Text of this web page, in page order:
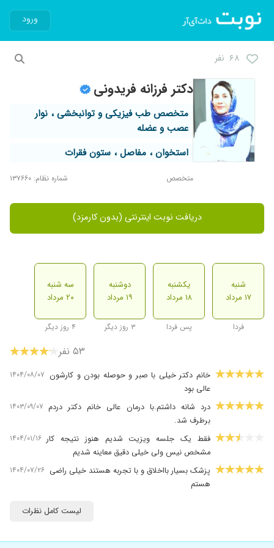
ورود
۶۸ نفر
دکتر فرزانه فریدونی
متخصص طب فیزیکی و توانبخشی ، نوار
عصب و عضله
استخوان ، مفاصل ، ستون فقرات
متخصص شماره نظام: ۱۳۷۶۶۰
دریافت نوبت اینترنتی (بدون کارمزد)
شنبه
۱۷ مرداد
فردا
یکشنبه
۱۸ مرداد
پس فردا
دوشنبه
۱۹ مرداد
۳ روز دیگر
سه شنبه
۲۰ مرداد
۴ روز دیگر
۵۳ نفر
خانم دکتر خیلی با صبر و حوصله بودن و کارشون
عالی بود
۱۴۰۴/۰۸/۰۷
درد شانه داشتم.با درمان عالی خانم دکتر دردم
برطرف شد.
۱۴۰۳/۰۹/۰۷
فقط یک جلسه ویزیت شدیم هنوز نتیجه کار
مشخص نیس ولی خیلی دقیق معاینه شدیم
۱۴۰۴/۰۱/۱۶
پزشک بسیار بااخلاق و با تجربه هستند خیلی راضی
هستم
۱۴۰۴/۰۷/۲۶
لیست کامل نظرات